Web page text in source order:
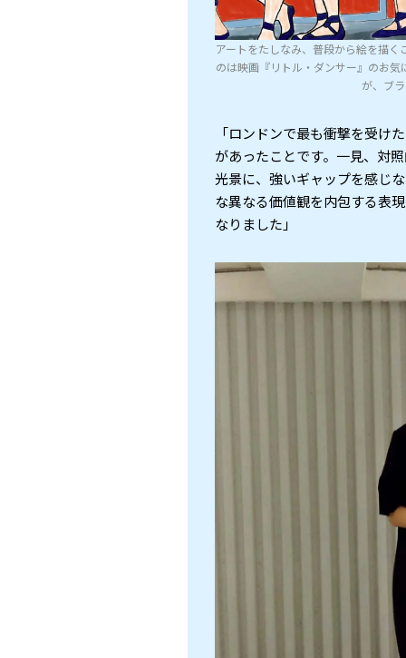
アートをたしなみ、普段から絵を描
のは映画『リトル・ダンサー』のお
が、ブ
「ロンドンで最も衝撃を受け
があったことです。一見、対
光景に、強いギャップを感じ
な異なる価値観を内包する表
なりました」